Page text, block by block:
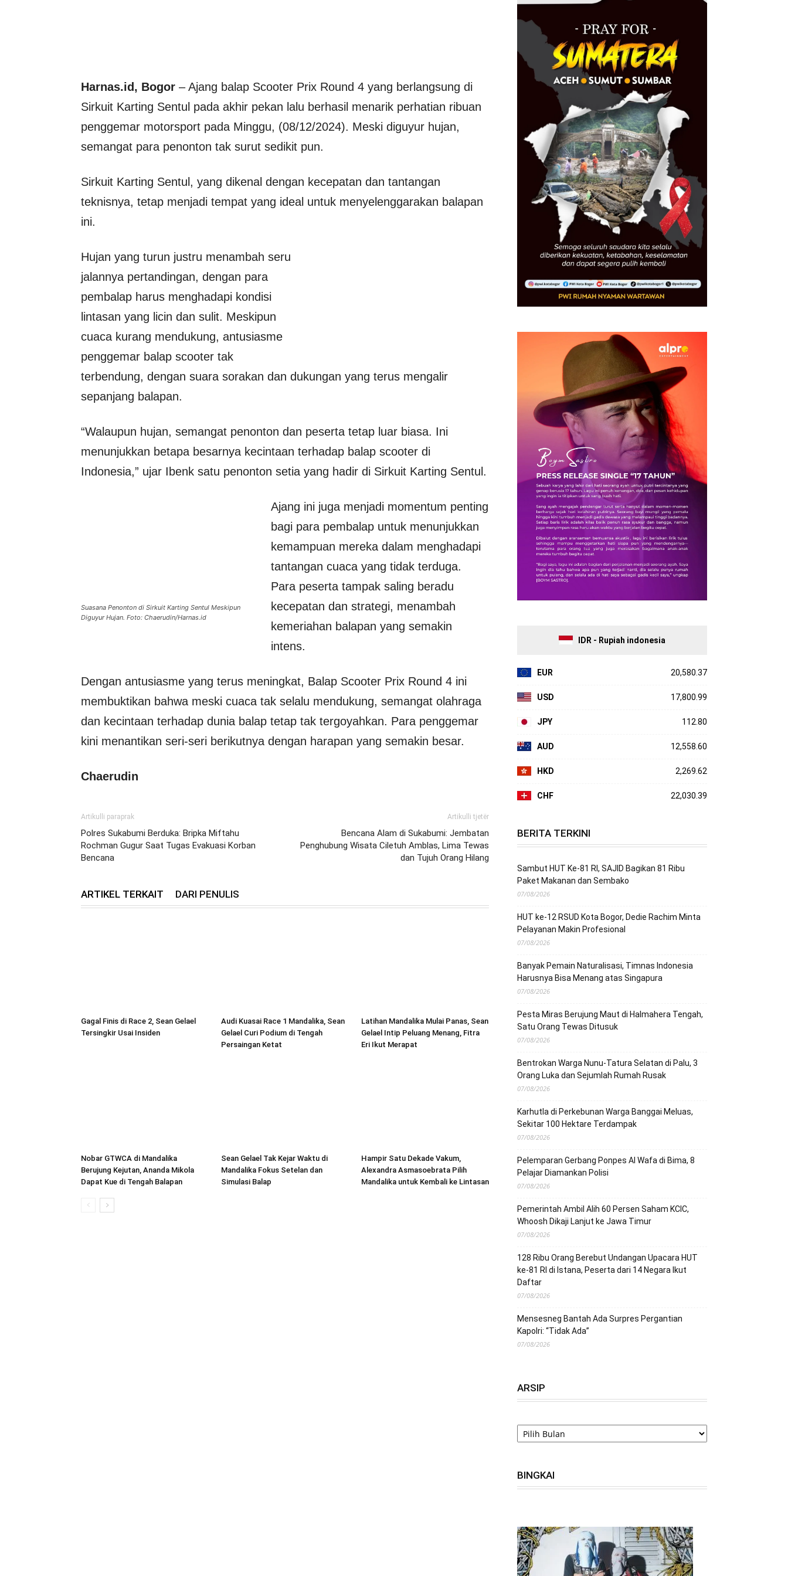
Harnas.id, Bogor – Ajang balap Scooter Prix Round 4 yang berlangsung di
Sirkuit Karting Sentul pada akhir pekan lalu berhasil menarik perhatian ribuan
penggemar motorsport pada Minggu, (08/12/2024). Meski diguyur hujan,
semangat para penonton tak surut sedikit pun.
Sirkuit Karting Sentul, yang dikenal dengan kecepatan dan tantangan
teknisnya, tetap menjadi tempat yang ideal untuk menyelenggarakan balapan
ini.
Hujan yang turun justru menambah seru
jalannya pertandingan, dengan para
pembalap harus menghadapi kondisi
lintasan yang licin dan sulit. Meskipun
cuaca kurang mendukung, antusiasme
penggemar balap scooter tak
terbendung, dengan suara sorakan dan dukungan yang terus mengalir
sepanjang balapan.
“Walaupun hujan, semangat penonton dan peserta tetap luar biasa. Ini
menunjukkan betapa besarnya kecintaan terhadap balap scooter di
Indonesia,” ujar Ibenk satu penonton setia yang hadir di Sirkuit Karting Sentul.
Suasana Penonton di Sirkuit Karting Sentul Meskipun
Diguyur Hujan. Foto: Chaerudin/Harnas.id
Ajang ini juga menjadi momentum penting
bagi para pembalap untuk menunjukkan
kemampuan mereka dalam menghadapi
tantangan cuaca yang tidak terduga.
Para peserta tampak saling beradu
kecepatan dan strategi, menambah
kemeriahan balapan yang semakin
intens.
Dengan antusiasme yang terus meningkat, Balap Scooter Prix Round 4 ini
membuktikan bahwa meski cuaca tak selalu mendukung, semangat olahraga
dan kecintaan terhadap dunia balap tetap tak tergoyahkan. Para penggemar
kini menantikan seri-seri berikutnya dengan harapan yang semakin besar.
Chaerudin
Artikulli paraprak
Polres Sukabumi Berduka: Bripka Miftahu
Rochman Gugur Saat Tugas Evakuasi Korban
Bencana
Artikulli tjetër
Bencana Alam di Sukabumi: Jembatan
Penghubung Wisata Ciletuh Amblas, Lima Tewas
dan Tujuh Orang Hilang
ARTIKEL TERKAIT DARI PENULIS
Gagal Finis di Race 2, Sean Gelael
Tersingkir Usai Insiden
Audi Kuasai Race 1 Mandalika, Sean
Gelael Curi Podium di Tengah
Persaingan Ketat
Latihan Mandalika Mulai Panas, Sean
Gelael Intip Peluang Menang, Fitra
Eri Ikut Merapat
Nobar GTWCA di Mandalika
Berujung Kejutan, Ananda Mikola
Dapat Kue di Tengah Balapan
Sean Gelael Tak Kejar Waktu di
Mandalika Fokus Setelan dan
Simulasi Balap
Hampir Satu Dekade Vakum,
Alexandra Asmasoebrata Pilih
Mandalika untuk Kembali ke Lintasan
IDR - Rupiah indonesia
EUR 20,580.37
USD 17,800.99
JPY 112.80
AUD 12,558.60
HKD 2,269.62
CHF 22,030.39
BERITA TERKINI
Sambut HUT Ke-81 RI, SAJID Bagikan 81 Ribu
Paket Makanan dan Sembako
07/08/2026
HUT ke-12 RSUD Kota Bogor, Dedie Rachim Minta
Pelayanan Makin Profesional
07/08/2026
Banyak Pemain Naturalisasi, Timnas Indonesia
Harusnya Bisa Menang atas Singapura
07/08/2026
Pesta Miras Berujung Maut di Halmahera Tengah,
Satu Orang Tewas Ditusuk
07/08/2026
Bentrokan Warga Nunu-Tatura Selatan di Palu, 3
Orang Luka dan Sejumlah Rumah Rusak
07/08/2026
Karhutla di Perkebunan Warga Banggai Meluas,
Sekitar 100 Hektare Terdampak
07/08/2026
Pelemparan Gerbang Ponpes Al Wafa di Bima, 8
Pelajar Diamankan Polisi
07/08/2026
Pemerintah Ambil Alih 60 Persen Saham KCIC,
Whoosh Dikaji Lanjut ke Jawa Timur
07/08/2026
128 Ribu Orang Berebut Undangan Upacara HUT
ke-81 RI di Istana, Peserta dari 14 Negara Ikut
Daftar
07/08/2026
Mensesneg Bantah Ada Surpres Pergantian
Kapolri: “Tidak Ada”
07/08/2026
ARSIP
ARSIP
BINGKAI